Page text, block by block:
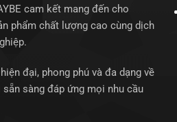
cam kết mang đến cho
phẩm chất lượng cao cùng dịch
đại, phong phú và đa dạng về
sàng đáp ứng mọi nhu cầu